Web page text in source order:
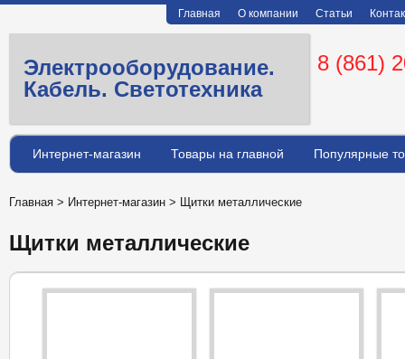
Главная О компании Статьи
Электрооборудование.
Кабель. Светотехника
8 (861)
Интернет-магазин Товары на главной Популярные
Главная > Интернет-магазин > Щитки металлические
Щитки металлические